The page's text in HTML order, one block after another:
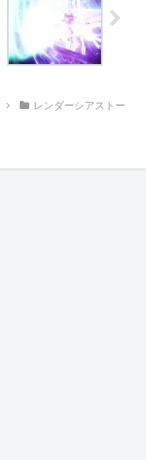
レンダーシアストー